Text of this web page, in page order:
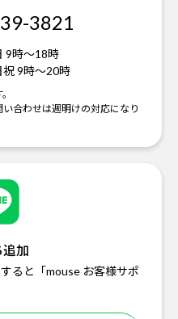
3821
9時～18時
祝 9時～20時
合わせは週明けの対応になり
追加
ると「mouse お客様サポ